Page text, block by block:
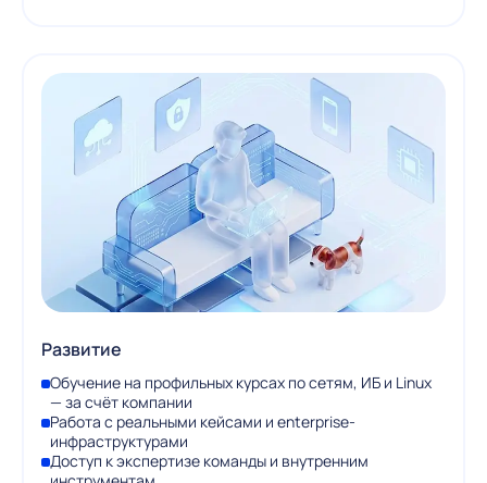
Развитие
Обучение на профильных курсах по сетям, ИБ и Linux
— за счёт компании
Работа с реальными кейсами и enterprise-
инфраструктурами
Доступ к экспертизе команды и внутренним